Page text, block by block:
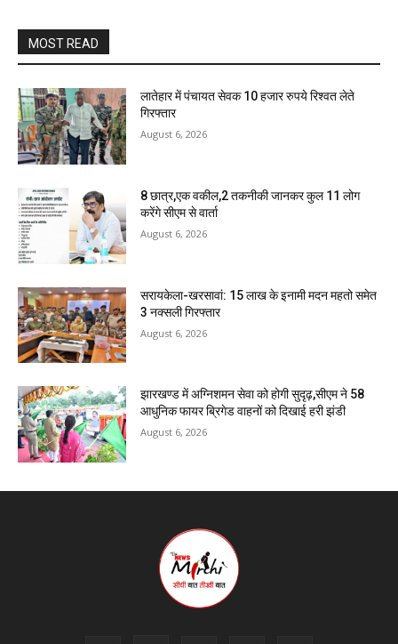
MOST READ
लातेहार में पंचायत सेवक 10 हजार रुपये रिश्वत लेते
गिरफ्तार
August 6, 2026
8 छात्र,एक वकील,2 तकनीकी जानकर कुल 11 लोग
करेंगे सीएम से वार्ता
August 6, 2026
सरायकेला-खरसावां: 15 लाख के इनामी मदन महतो समेत
3 नक्सली गिरफ्तार
August 6, 2026
झारखण्ड में अग्निशमन सेवा को होगी सुदृढ़,सीएम ने 58
आधुनिक फायर ब्रिगेड वाहनों को दिखाई हरी झंडी
August 6, 2026